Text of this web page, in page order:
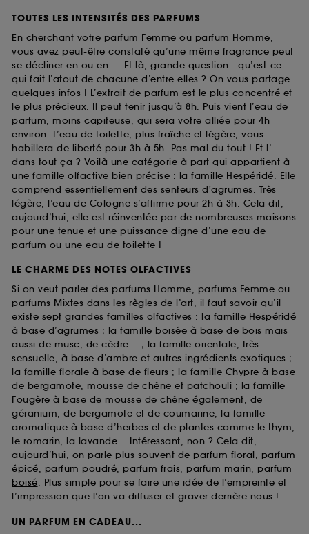
TOUTES LES INTENSITÉS DES PARFUMS
En cherchant votre parfum Femme ou parfum Homme,
vous avez peut-être constaté qu’une même fragrance peut
se décliner en ou en ... Et là, grande question : qu’est-ce
qui fait l’atout de chacune d’entre elles ? On vous partage
quelques infos ! L’extrait de parfum est le plus concentré et
le plus précieux. Il peut tenir jusqu’à 8h. Puis vient l’eau de
parfum, moins capiteuse, qui sera votre alliée pour 4h
environ. L’eau de toilette, plus fraîche et légère, vous
habillera de liberté pour 3h à 5h. Pas mal du tout ! Et l’
dans tout ça ? Voilà une catégorie à part qui appartient à
une famille olfactive bien précise : la famille Hespéridé. Elle
comprend essentiellement des senteurs d'agrumes. Très
légère, l’eau de Cologne s’affirme pour 2h à 3h. Cela dit,
aujourd’hui, elle est réinventée par de nombreuses maisons
pour une tenue et une puissance digne d’une eau de
parfum ou une eau de toilette !
LE CHARME DES NOTES OLFACTIVES
Si on veut parler des parfums Homme, parfums Femme ou
parfums Mixtes dans les règles de l’art, il faut savoir qu’il
existe sept grandes familles olfactives : la famille Hespéridé
à base d’agrumes ; la famille boisée à base de bois mais
aussi de musc, de cèdre... ; la famille orientale, très
sensuelle, à base d’ambre et autres ingrédients exotiques ;
la famille florale à base de fleurs ; la famille Chypre à base
de bergamote, mousse de chêne et patchouli ; la famille
Fougère à base de mousse de chêne également, de
géranium, de bergamote et de coumarine, la famille
aromatique à base d’herbes et de plantes comme le thym,
le romarin, la lavande... Intéressant, non ? Cela dit,
aujourd’hui, on parle plus souvent de parfum floral, parfum
épicé, parfum poudré, parfum frais, parfum marin, parfum
boisé. Plus simple pour se faire une idée de l’empreinte et
l’impression que l’on va diffuser et graver derrière nous !
UN PARFUM EN CADEAU...